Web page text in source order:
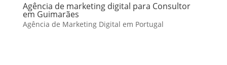
Agência de marketing digital para Consultor
em Guimarães
Agência de Marketing Digital em Portugal